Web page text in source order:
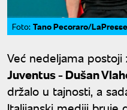
Foto: Tano Pecoraro/
Već nedeljama postoji
Juventus - Dušan
držalo u tajnosti, a